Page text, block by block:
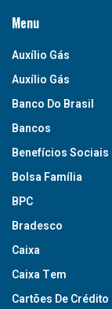
Menu
Auxílio Gás
Auxílio Gás
Banco Do Brasil
Bancos
Benefícios Sociais
Bolsa Família
BPC
Bradesco
Caixa
Caixa Tem
Cartões De Crédito